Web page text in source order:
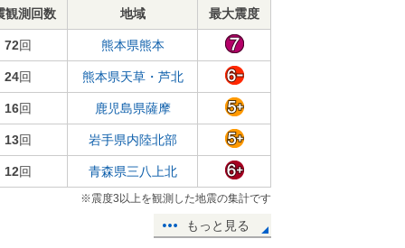
観測回数
地域
最大震度
72回 熊本県熊本
24回 熊本県天草・芦北
16回 鹿児島県薩摩
13回 岩手県内陸北部
12回 青森県三八上北
※震度3以上を観測した地震の集計です
もっと見る